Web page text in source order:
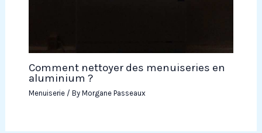
Comment nettoyer des menuiseries en
aluminium ?
Menuiserie/ By Morgane Passeaux